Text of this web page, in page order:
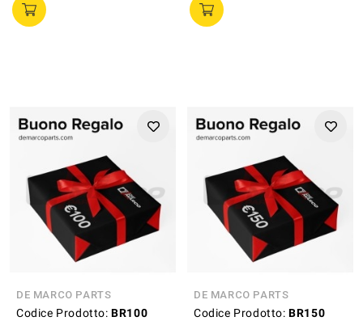
DE MARCO PARTS
Codice Prodotto: BR100
DE MARCO PARTS
Codice Prodotto: BR150